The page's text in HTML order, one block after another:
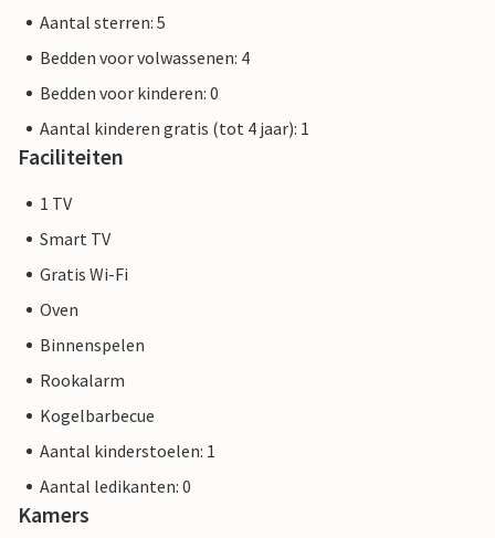
Aantal sterren: 5
Bedden voor volwassenen: 4
Bedden voor kinderen: 0
Aantal kinderen gratis (tot 4 jaar): 1
Faciliteiten
1 TV
Smart TV
Gratis Wi-Fi
Oven
Binnenspelen
Rookalarm
Kogelbarbecue
Aantal kinderstoelen: 1
Aantal ledikanten: 0
Kamers